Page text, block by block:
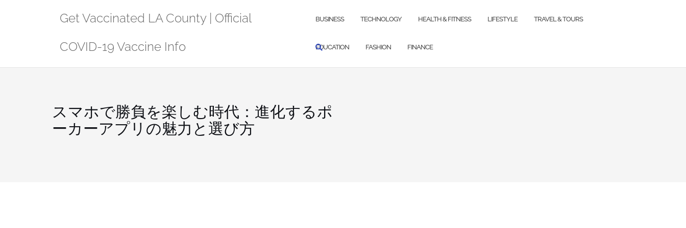
Get Vaccinated LA County | Official
COVID-19 Vaccine Info
BUSINESS TECHNOLOGY HEALTH & FITNESS LIFESTYLE TRAVEL & TOURS
EDUCATION FASHION FINANCE
スマホで勝負を楽しむ時代：進化するポ
ーカーアプリの魅力と選び方